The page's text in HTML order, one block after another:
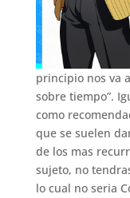
principio nos va
sobre tiempo”.
como
que se suelen
de los mas
sujeto, no
lo cual no seri­a